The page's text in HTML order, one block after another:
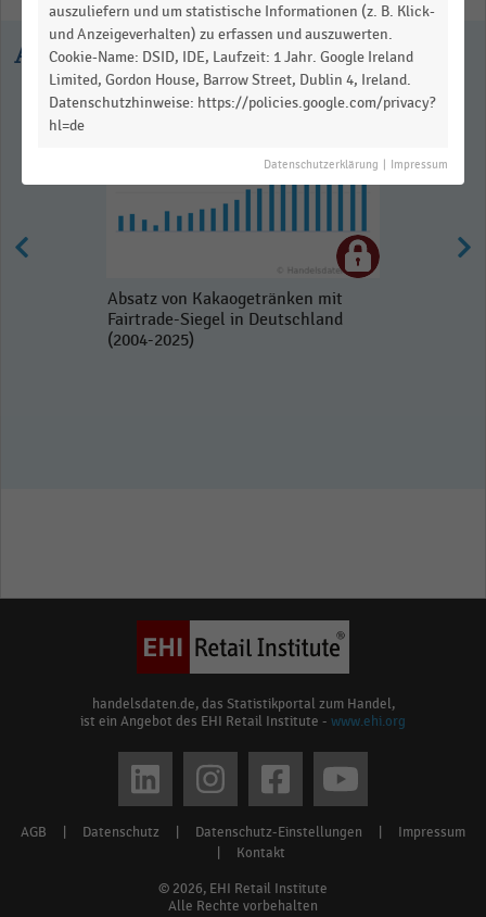
Ausgewählte Statistiken
Absatz von Kakaogetränken mit
Fairtrade-Siegel in Deutschland
(2004-2025)
handelsdaten.de, das Statistikportal zum Handel,
ist ein Angebot des EHI Retail Institute - www.ehi.org
© 2026, EHI Retail Institute
Alle Rechte vorbehalten
Footer
AGB Datenschutz Datenschutz-Einstellungen
Impressum
Kontakt
auszuliefern und um statistische Informationen (z. B. Klick-
und Anzeigeverhalten) zu erfassen und auszuwerten.
Cookie-Name: DSID, IDE, Laufzeit: 1 Jahr. Google Ireland
Limited, Gordon House, Barrow Street, Dublin 4, Ireland.
Datenschutzhinweise: https://policies.google.com/privacy?
hl=de
Datenschutzerklärung Impressum